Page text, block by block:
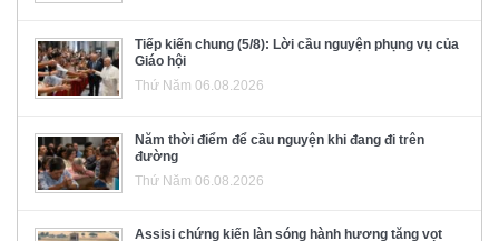
Tiếp kiến chung (5/8): Lời cầu nguyện phụng vụ của
Giáo hội
Thứ Năm 06.08.2026
Năm thời điểm để cầu nguyện khi đang đi trên
đường
Thứ Năm 06.08.2026
Assisi chứng kiến làn sóng hành hương tăng vọt